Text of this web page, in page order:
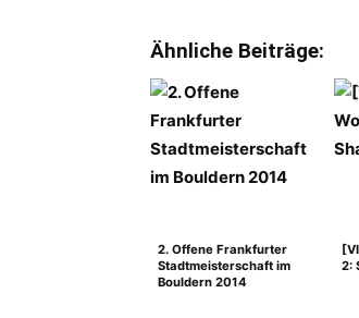
Ähnliche Beiträge:
2. Offene Frankfurter
Stadtmeisterschaft im
Bouldern 2014
2: